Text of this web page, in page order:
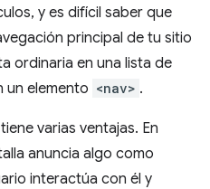
y es difícil saber que
principal de tu sitio
ordinaria en una lista de
un elemento <nav> .
tiene varias ventajas. En
anuncia algo como
interactúa con él y